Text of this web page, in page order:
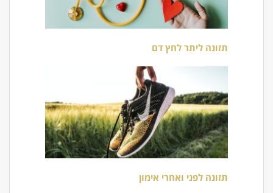
תזונה ליתר לחץ דם
תזונה לפני ואחרי אימון